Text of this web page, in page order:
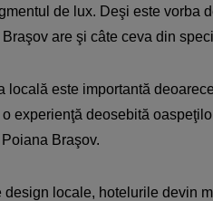
de lux. Deşi este vorba
are şi câte ceva din
locală este importantă
experienţă deosebită
Braşov.
design locale, hotelurile devin